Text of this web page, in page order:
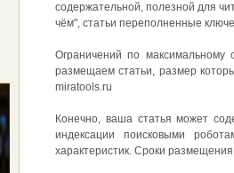
содержательной, полезной для
чём", статьи переполненные
Ограничений по
размещаем статьи, размер
miratools.ru
Конечно, ваша статья может
индексации поисковыми
характеристик. Сроки